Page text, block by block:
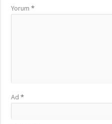
Yorum*
Ad*